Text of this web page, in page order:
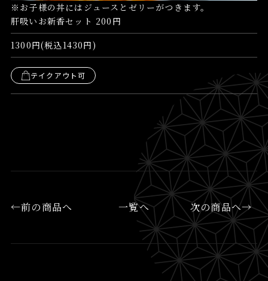
※お子様の丼にはジュースとゼリーがつきます。
肝吸いお新香セット 200円
1300円(税込1430円)
テイクアウト可
←前の商品へ 一覧へ 次の商品へ→